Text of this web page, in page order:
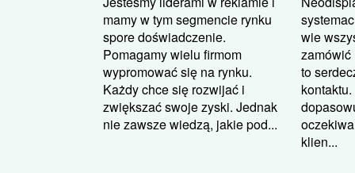
mamy w tym segmencie rynku
spore doświadczenie.
Pomagamy wielu firmom
wypromować się na rynku.
Każdy chce się rozwijać i
zwiększać swoje zyski. Jednak
nie zawsze wiedzą, jakie pod...
wie
zamówić
to
klien...